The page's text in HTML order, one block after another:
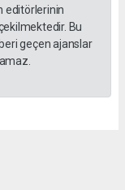
editörlerinin
Bu
geçen ajanslar